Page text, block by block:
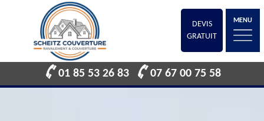
DEVIS
GRATUIT
MENU
01 85 53 26 83 07 67 00 75 58